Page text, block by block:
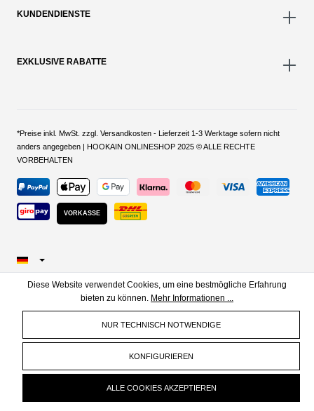
KUNDENDIENSTE
EXKLUSIVE RABATTE
*Preise inkl. MwSt. zzgl. Versandkosten - Lieferzeit 1-3 Werktage sofern nicht
anders angegeben | HOOKAIN ONLINESHOP 2025 © ALLE RECHTE
VORBEHALTEN
VORKASSE
Diese Website verwendet Cookies, um eine bestmögliche Erfahrung
bieten zu können. Mehr Informationen ...
NUR TECHNISCH NOTWENDIGE
KONFIGURIEREN
ALLE COOKIES AKZEPTIEREN